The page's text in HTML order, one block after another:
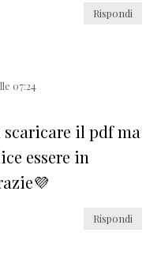
Rispondi
07:24
il pdf ma
essere in
Rispondi